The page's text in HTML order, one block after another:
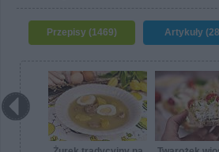
Przepisy (1469) Artykuły